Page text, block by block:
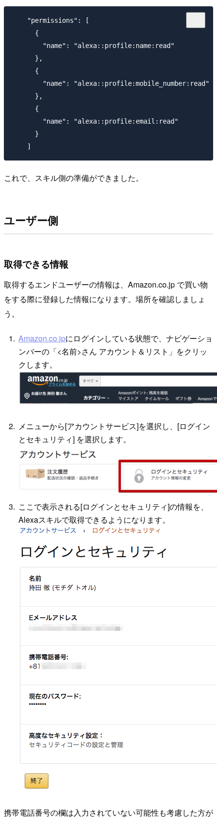
    "permissions": [
      {
        "name": "alexa::profile:name:read"
      },
      {
        "name": "alexa::profile:mobile_number:read"
      },
      {
        "name": "alexa::profile:email:read"
      }
これで、スキル側の準備ができました。
ユーザー側
取得できる情報
取得するエンドユーザーの情報は、Amazon.co.jp で買い物
をする際に登録した情報になります。場所を確認しましょ
う。
Amazon.co.jpにログインしている状態で、ナビゲーショ
ンバーの「<名前>さん アカウント＆リスト」をクリッ
クします。
メニューから[アカウントサービス]を選択し、[ログイン
とセキュリティ] を選択します。
ここで表示される[ログインとセキュリティ]の情報を、
Alexaスキルで取得できるようになります。
携帯電話番号の欄は入力されていない可能性も考慮した方が